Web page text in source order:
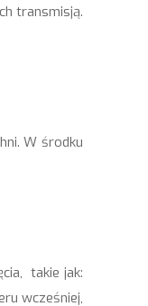
transmisją.
W środku
takie jak:
wcześniej,